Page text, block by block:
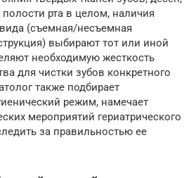
рта в целом, наличия
(съемная/несъемная
выбирают тот или иной
необходимую жесткость
для чистки зубов конкретного
также подбирает
режим, намечает
мероприятий гериатрического
за правильностью ее